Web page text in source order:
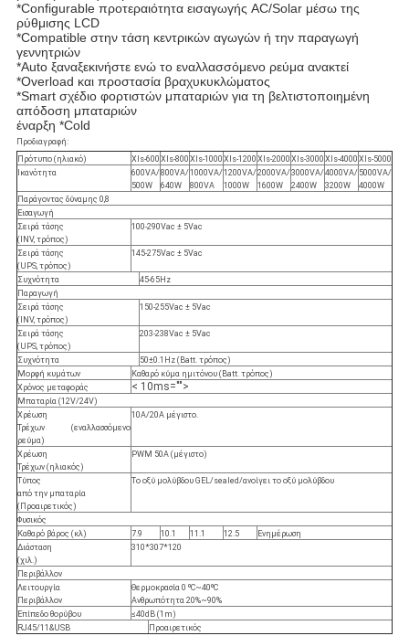
*Configurable προτεραιότητα εισαγωγής AC/Solar μέσω της
ρύθμισης LCD
*Compatible στην τάση κεντρικών αγωγών ή την παραγωγή
γεννητριών
*Auto ξαναξεκινήστε ενώ το εναλλασσόμενο ρεύμα ανακτεί
*Overload και προστασία βραχυκυκλώματος
*Smart σχέδιο φορτιστών μπαταριών για τη βελτιστοποιημένη
απόδοση μπαταριών
έναρξη *Cold
Προδιαγραφή:
Πρότυπο (ηλιακό)
Xls-600 Xls-800 Xls-1000 Xls-1200 Xls-2000 Xls-3000 Xls-4000 Xls-5000
Ικανότητα
600VA/
500W
800VA/
640W
1000VA/
800VA
1200VA/
1000W
2000VA/
1600W
3000VA/
2400W
4000VA/
3200W
5000VA/
4000W
Παράγοντας δύναμης 0,8
Εισαγωγή
Σειρά τάσης
(INV, τρόπος)
100-290Vac ± 5Vac
Σειρά τάσης
(UPS, τρόπος)
145-275Vac ± 5Vac
Συχνότητα
45-65Hz
Παραγωγή
Σειρά τάσης
(INV, τρόπος)
150-255Vac ± 5Vac
Σειρά τάσης
(UPS, τρόπος)
203-238Vac ± 5Vac
Συχνότητα
50±0.1Hz (Batt. τρόπος)
Μορφή κυμάτων
Καθαρό κύμα ημιτόνου (Batt. τρόπος)
Χρόνος μεταφοράς
< 10ms="">
Μπαταρία (12V/24V)
Χρέωση
Τρέχων (εναλλασσόμενο
ρεύμα)
10A/20A μέγιστο.
Χρέωση
Τρέχων (ηλιακός)
PWM 50A (μέγιστο)
Τύπος
από την μπαταρία
(Προαιρετικός)
Το οξύ μολύβδου GEL/sealed/ανοίγει το οξύ μολύβδου
Φυσικός
Καθαρό βάρος (κλ)
7.9 10.1 11.1 12.5
Ενημέρωση
Διάσταση
(χιλ.)
310*307*120
Περιβάλλον
Λειτουργία
Περιβάλλον
Θερμοκρασία 0 ºC~40ºC
Ανθρωπότητα 20%~90%
Επίπεδο θορύβου
≤40dB (1m)
RJ45/11&USB
Προαιρετικός